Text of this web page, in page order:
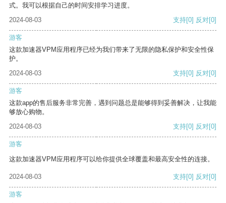
式。我可以根据自己的时间安排学习进度。
2024-08-03
支持[0] 反对[0]
游客
这款加速器VPM应用程序已经为我们带来了无限的隐私保护和安全性保
护。
2024-08-03
支持[0] 反对[0]
游客
这款app的售后服务非常完善，遇到问题总是能够得到妥善解决，让我能
够放心购物。
2024-08-03
支持[0] 反对[0]
游客
这款加速器VPM应用程序可以给你提供全球覆盖和最高安全性的连接。
2024-08-03 支持[0] 反对[0]
游客